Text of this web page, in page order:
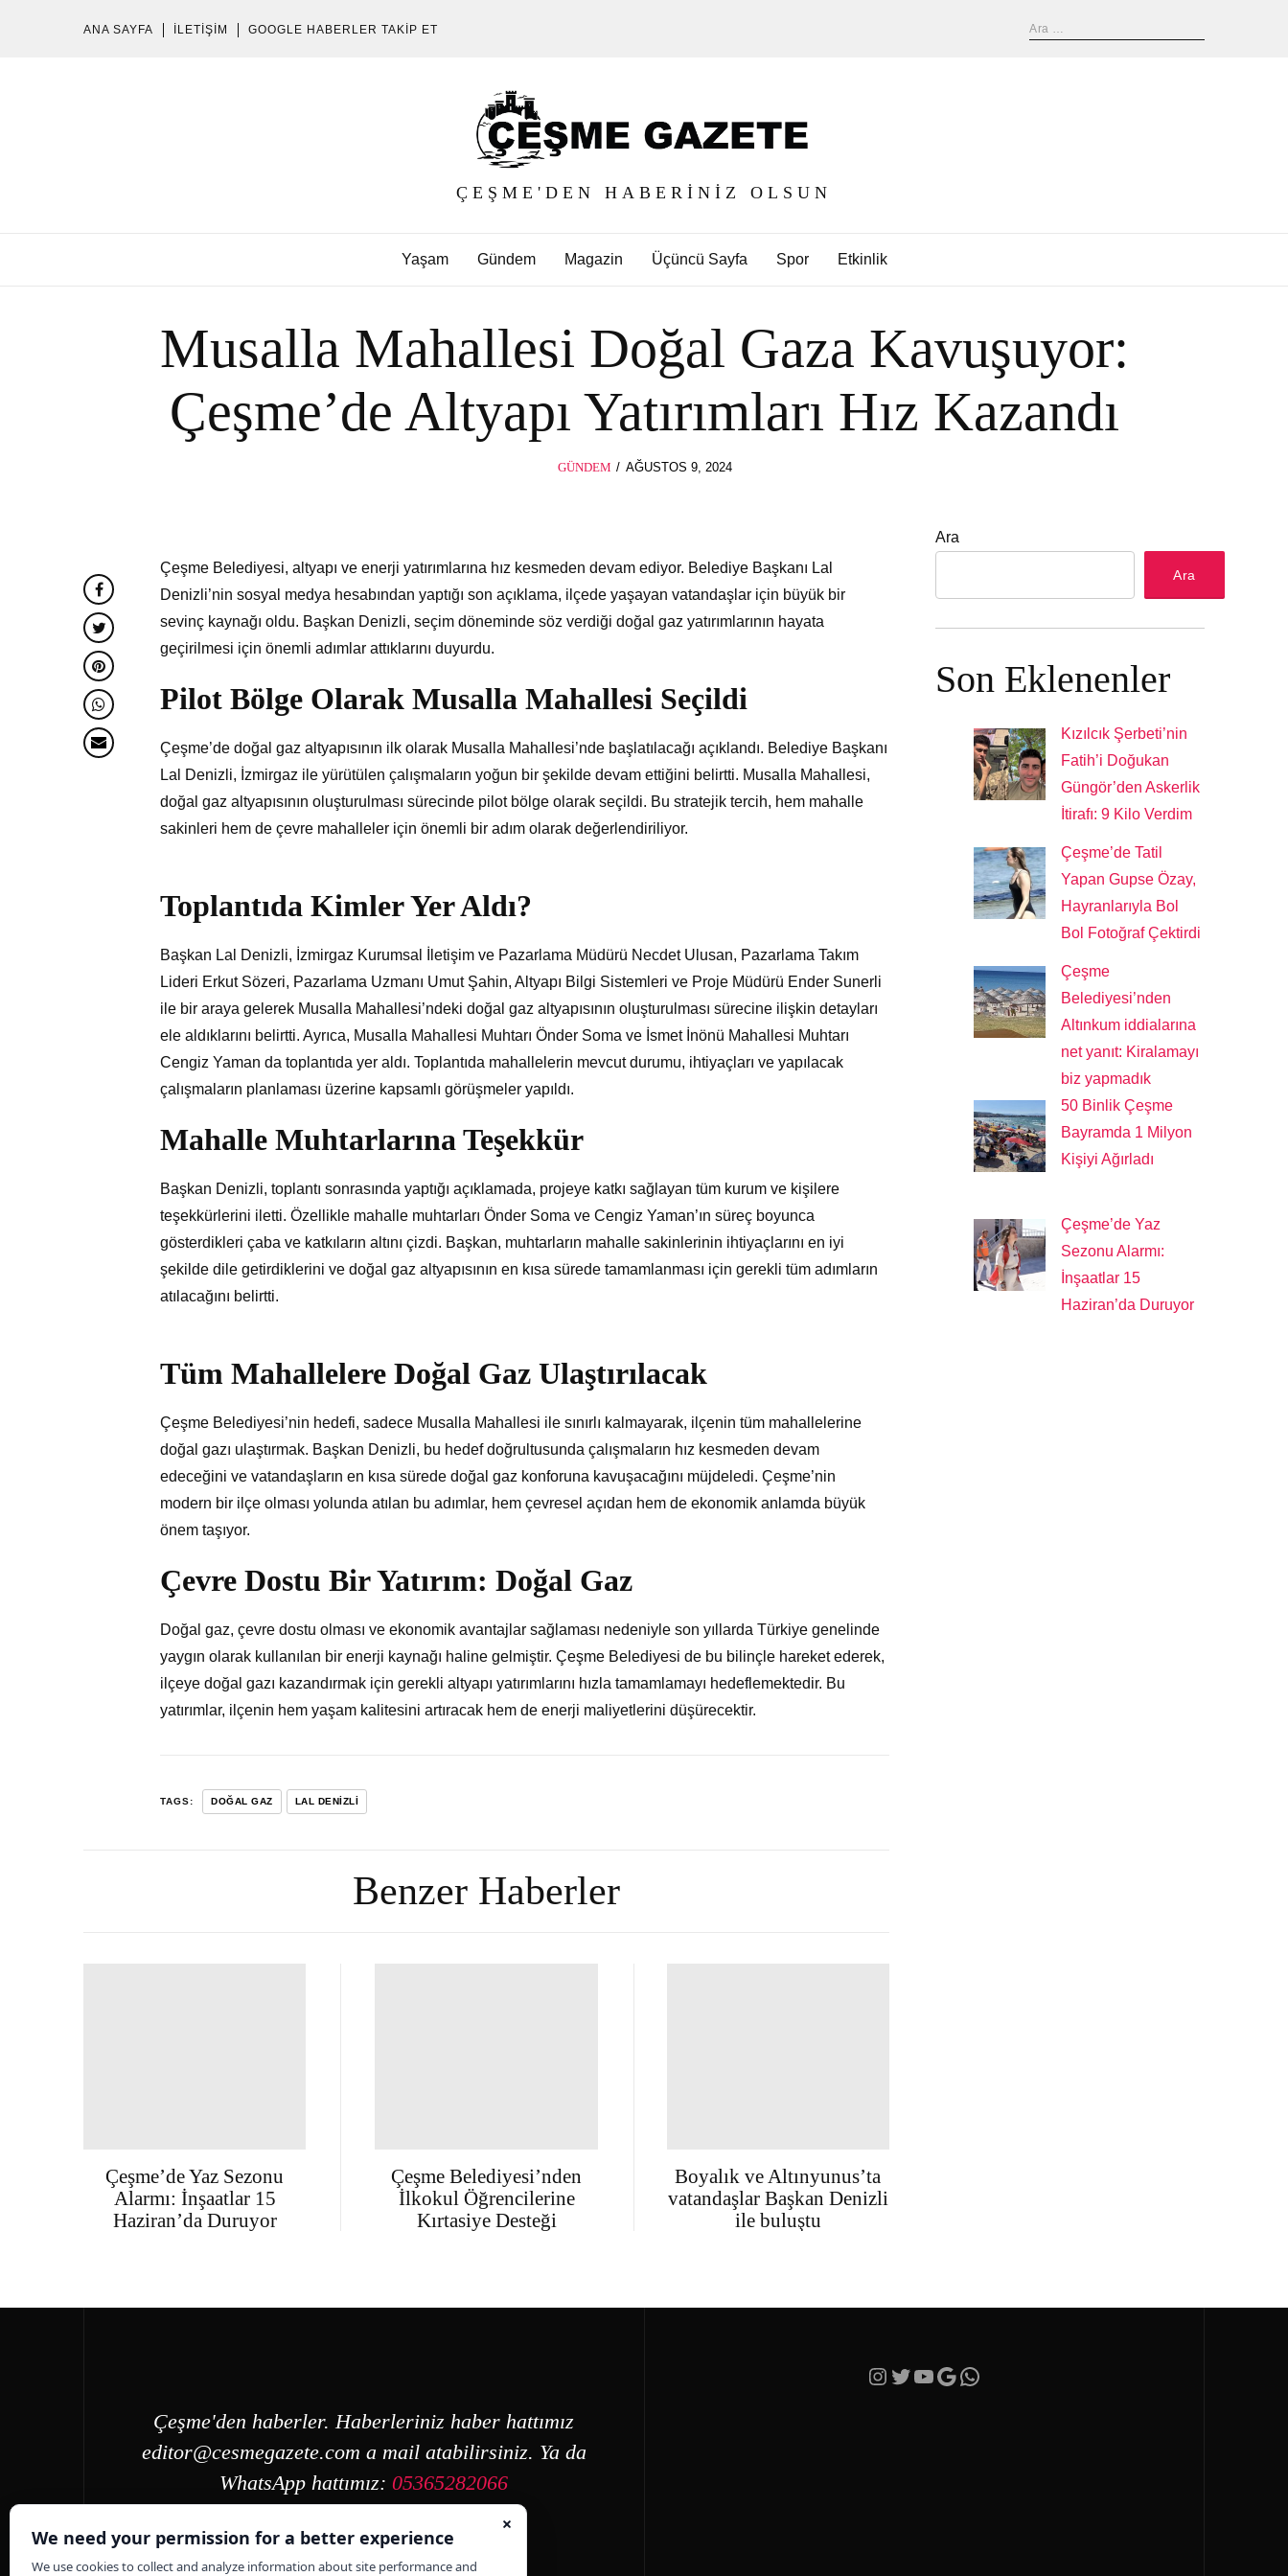
ANA SAYFA İLETIŞIM GOOGLE HABERLER TAKIP ET
ÇEŞME'DEN HABERINIZ OLSUN
Yaşam Gündem Magazin Üçüncü Sayfa Spor Etkinlik
Musalla Mahallesi Doğal Gaza Kavuşuyor:
Çeşme’de Altyapı Yatırımları Hız Kazandı
GÜNDEM
POSTED
AĞUSTOS 9, 2024
Çeşme Belediyesi, altyapı ve enerji yatırımlarına hız kesmeden devam ediyor. Belediye Başkanı Lal
Denizli’nin sosyal medya hesabından yaptığı son açıklama, ilçede yaşayan vatandaşlar için büyük bir
sevinç kaynağı oldu. Başkan Denizli, seçim döneminde söz verdiği doğal gaz yatırımlarının hayata
geçirilmesi için önemli adımlar attıklarını duyurdu.
Pilot Bölge Olarak Musalla Mahallesi Seçildi
Çeşme’de doğal gaz altyapısının ilk olarak Musalla Mahallesi’nde başlatılacağı açıklandı. Belediye Başkanı
Lal Denizli, İzmirgaz ile yürütülen çalışmaların yoğun bir şekilde devam ettiğini belirtti. Musalla Mahallesi,
doğal gaz altyapısının oluşturulması sürecinde pilot bölge olarak seçildi. Bu stratejik tercih, hem mahalle
sakinleri hem de çevre mahalleler için önemli bir adım olarak değerlendiriliyor.
Toplantıda Kimler Yer Aldı?
Başkan Lal Denizli, İzmirgaz Kurumsal İletişim ve Pazarlama Müdürü Necdet Ulusan, Pazarlama Takım
Lideri Erkut Sözeri, Pazarlama Uzmanı Umut Şahin, Altyapı Bilgi Sistemleri ve Proje Müdürü Ender Sunerli
ile bir araya gelerek Musalla Mahallesi’ndeki doğal gaz altyapısının oluşturulması sürecine ilişkin detayları
ele aldıklarını belirtti. Ayrıca, Musalla Mahallesi Muhtarı Önder Soma ve İsmet İnönü Mahallesi Muhtarı
Cengiz Yaman da toplantıda yer aldı. Toplantıda mahallelerin mevcut durumu, ihtiyaçları ve yapılacak
çalışmaların planlaması üzerine kapsamlı görüşmeler yapıldı.
Mahalle Muhtarlarına Teşekkür
Başkan Denizli, toplantı sonrasında yaptığı açıklamada, projeye katkı sağlayan tüm kurum ve kişilere
teşekkürlerini iletti. Özellikle mahalle muhtarları Önder Soma ve Cengiz Yaman’ın süreç boyunca
gösterdikleri çaba ve katkıların altını çizdi. Başkan, muhtarların mahalle sakinlerinin ihtiyaçlarını en iyi
şekilde dile getirdiklerini ve doğal gaz altyapısının en kısa sürede tamamlanması için gerekli tüm adımların
atılacağını belirtti.
Tüm Mahallelere Doğal Gaz Ulaştırılacak
Çeşme Belediyesi’nin hedefi, sadece Musalla Mahallesi ile sınırlı kalmayarak, ilçenin tüm mahallelerine
doğal gazı ulaştırmak. Başkan Denizli, bu hedef doğrultusunda çalışmaların hız kesmeden devam
edeceğini ve vatandaşların en kısa sürede doğal gaz konforuna kavuşacağını müjdeledi. Çeşme’nin
modern bir ilçe olması yolunda atılan bu adımlar, hem çevresel açıdan hem de ekonomik anlamda büyük
önem taşıyor.
Çevre Dostu Bir Yatırım: Doğal Gaz
Doğal gaz, çevre dostu olması ve ekonomik avantajlar sağlaması nedeniyle son yıllarda Türkiye genelinde
yaygın olarak kullanılan bir enerji kaynağı haline gelmiştir. Çeşme Belediyesi de bu bilinçle hareket ederek,
ilçeye doğal gazı kazandırmak için gerekli altyapı yatırımlarını hızla tamamlamayı hedeflemektedir. Bu
yatırımlar, ilçenin hem yaşam kalitesini artıracak hem de enerji maliyetlerini düşürecektir.
TAGS: DOĞAL GAZ LAL DENIZLI
Benzer Haberler
Çeşme’de Yaz Sezonu
Alarmı: İnşaatlar 15
Haziran’da Duruyor
Çeşme Belediyesi’nden
İlkokul Öğrencilerine
Kırtasiye Desteği
Boyalık ve Altınyunus’ta
vatandaşlar Başkan Denizli
ile buluştu
Ara
Ara
Son Eklenenler
Kızılcık Şerbeti’nin
Fatih’i Doğukan
Güngör’den Askerlik
İtirafı: 9 Kilo Verdim
Çeşme’de Tatil
Yapan Gupse Özay,
Hayranlarıyla Bol
Bol Fotoğraf Çektirdi
Çeşme
Belediyesi’nden
Altınkum iddialarına
net yanıt: Kiralamayı
biz yapmadık
50 Binlik Çeşme
Bayramda 1 Milyon
Kişiyi Ağırladı
Çeşme’de Yaz
Sezonu Alarmı:
İnşaatlar 15
Haziran’da Duruyor
Çeşme'den haberler. Haberleriniz haber hattımız
editor@cesmegazete.com a mail atabilirsiniz. Ya da
WhatsApp hattımız:05365282066
Instagram
Twitter
YouTube
Google
https://wa.me/905365282066